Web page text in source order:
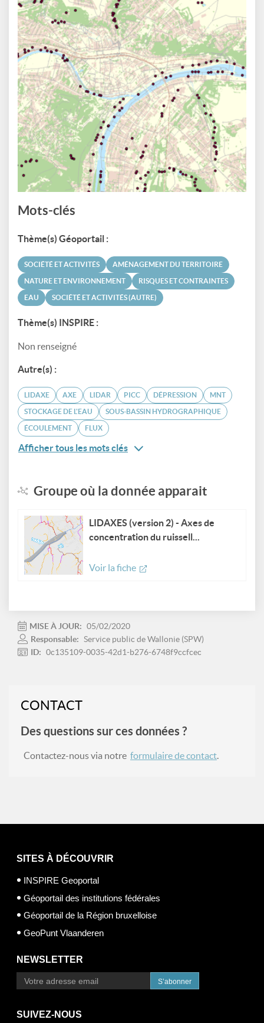
Mots-clés
Thème(s) Géoportail :
SOCIÉTÉ ET ACTIVITÉS AMÉNAGEMENT DU TERRITOIRE
NATURE ET ENVIRONNEMENT RISQUES ET CONTRAINTES
EAU SOCIÉTÉ ET ACTIVITÉS (AUTRE)
Thème(s) INSPIRE :
Non renseigné
Autre(s) :
LIDAXE AXE LIDAR PICC DÉPRESSION MNT
STOCKAGE DE L'EAU SOUS-BASSIN HYDROGRAPHIQUE
ÉCOULEMENT FLUX
Afficher tous les mots clés
Groupe où la donnée apparait
LIDAXES (version 2) - Axes de
concentration du ruissell...
Voir la fiche
MISE À JOUR: 05/02/2020
Responsable: Service public de Wallonie (SPW)
ID: 0c135109-0035-42d1-b276-6748f9ccfcec
CONTACT
Des questions sur ces données ?
Contactez-nous via notre formulaire de contact.
SITES À DÉCOUVRIR
INSPIRE Geoportal
Géoportail des institutions fédérales
Géoportail de la Région bruxelloise
GeoPunt Vlaanderen
NEWSLETTER
S’abonner
SUIVEZ-NOUS